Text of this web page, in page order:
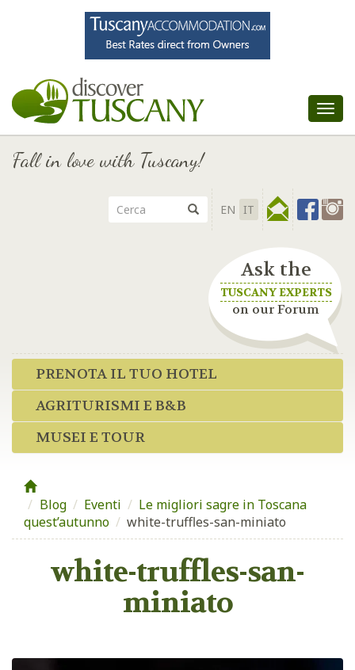
Fall in love with Tuscany!
EN IT
Ask the
TUSCANY EXPERTS
on our Forum
PRENOTA IL TUO HOTEL
AGRITURISMI E B&B
MUSEI E TOUR
Blog / Eventi / Le migliori sagre in Toscana
quest’autunno / white-truffles-san-miniato
white-truffles-san-
miniato